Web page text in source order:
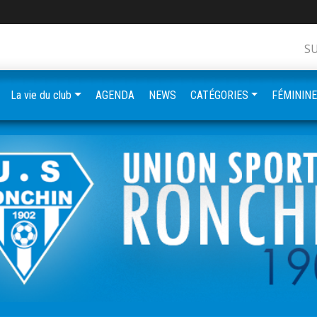
La vie du club AGENDA NEWS CATÉGORIES